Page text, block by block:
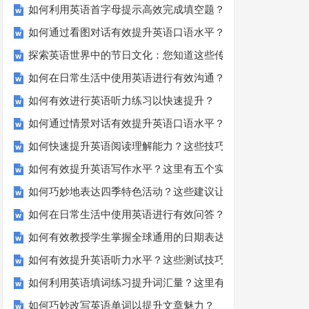
如何利用英语首字母提示高效完成填空题？
如何通过看图对话有效提升英语口语水平？
探索英语世界中的节日文化：您知道这些传统吗？
如何在日常生活中使用英语进行有效沟通？——实用英语口
如何有效进行英语听力练习以快速提升？
如何通过情景对话有效提升英语口语水平？
如何快速提升英语阅读理解能力？这些技巧你必须知道！
如何有效提升英语写作水平？这里有五个实用建议！
如何巧妙地表达四季特色活动？这些建议让您的活动更加丰
如何在日常生活中使用英语进行有效问答？——实用技巧分享
如何有效教授学生掌握全球通用的日期表达？
如何有效提升英语听力水平？这些测试技巧要知道！
如何利用英语填词练习提升词汇量？这里有5个高效方法值得
如何巧妙改写英语单词以提升文章魅力？